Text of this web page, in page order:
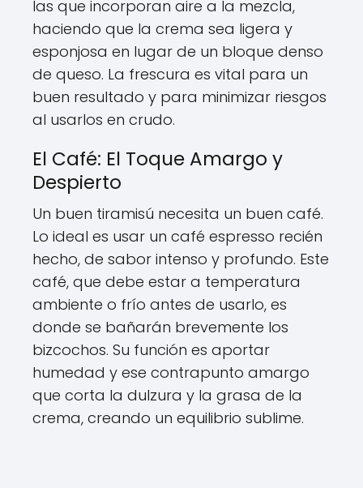
las que incorporan aire a la mezcla,
haciendo que la crema sea ligera y
esponjosa en lugar de un bloque denso
de queso. La frescura es vital para un
buen resultado y para minimizar riesgos
al usarlos en crudo.
El Café: El Toque Amargo y
Despierto
Un buen tiramisú necesita un buen café.
Lo ideal es usar un café espresso recién
hecho, de sabor intenso y profundo. Este
café, que debe estar a temperatura
ambiente o frío antes de usarlo, es
donde se bañarán brevemente los
bizcochos. Su función es aportar
humedad y ese contrapunto amargo
que corta la dulzura y la grasa de la
crema, creando un equilibrio sublime.